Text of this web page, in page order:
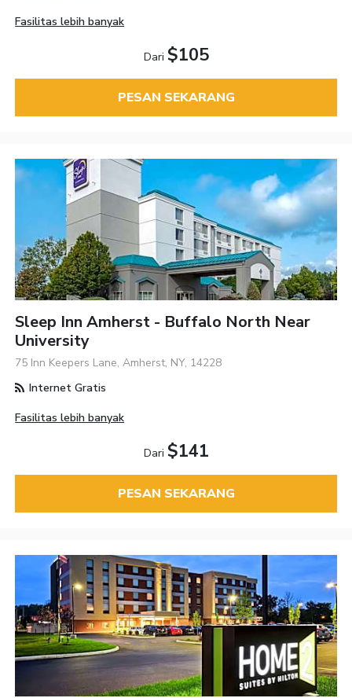
Fasilitas lebih banyak
Dari $105
PESAN SEKARANG
Sleep Inn Amherst - Buffalo North Near
University
75 Inn Keepers Lane, Amherst, NY, 14228
Internet Gratis
Fasilitas lebih banyak
Dari $141
PESAN SEKARANG